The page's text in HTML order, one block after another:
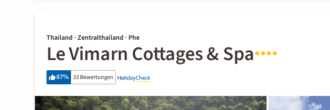
Thailand · Zentralthailand · Phe
Le Vimarn Cottages & Spa
87% 33 Bewertungen